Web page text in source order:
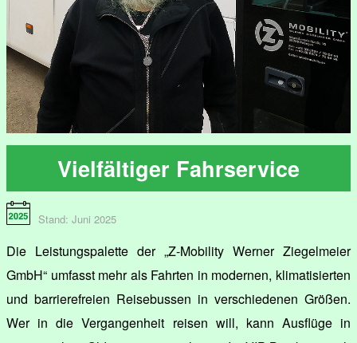
Vielfältiger Fahrservice
Stand: Juni 2025
Die Leistungspalette der „Z-Mobility Werner Ziegelmeier
GmbH“ umfasst mehr als Fahrten in modernen, klimatisierten
und barrierefreien Reisebussen in verschiedenen Größen.
Wer in die Vergangenheit reisen will, kann Ausflüge in